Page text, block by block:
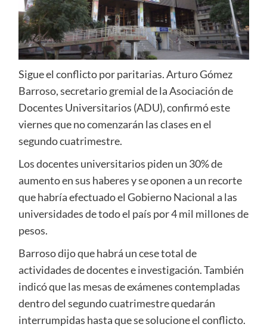
Sigue el conflicto por paritarias. Arturo Gómez
Barroso, secretario gremial de la Asociación de
Docentes Universitarios (ADU), confirmó este
viernes que no comenzarán las clases en el
segundo cuatrimestre.
Los docentes universitarios piden un 30% de
aumento en sus haberes y se oponen a un recorte
que habría efectuado el Gobierno Nacional a las
universidades de todo el país por 4 mil millones de
pesos.
Barroso dijo que habrá un cese total de
actividades de docentes e investigación. También
indicó que las mesas de exámenes contempladas
dentro del segundo cuatrimestre quedarán
interrumpidas hasta que se solucione el conflicto.